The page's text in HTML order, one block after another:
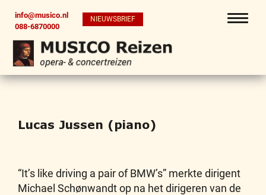
info@musico.nl
088-6870000
NIEUWSBRIEF
Lucas Jussen (piano)
“It’s like driving a pair of BMW’s” merkte dirigent
Michael Schønwandt op na het dirigeren van de